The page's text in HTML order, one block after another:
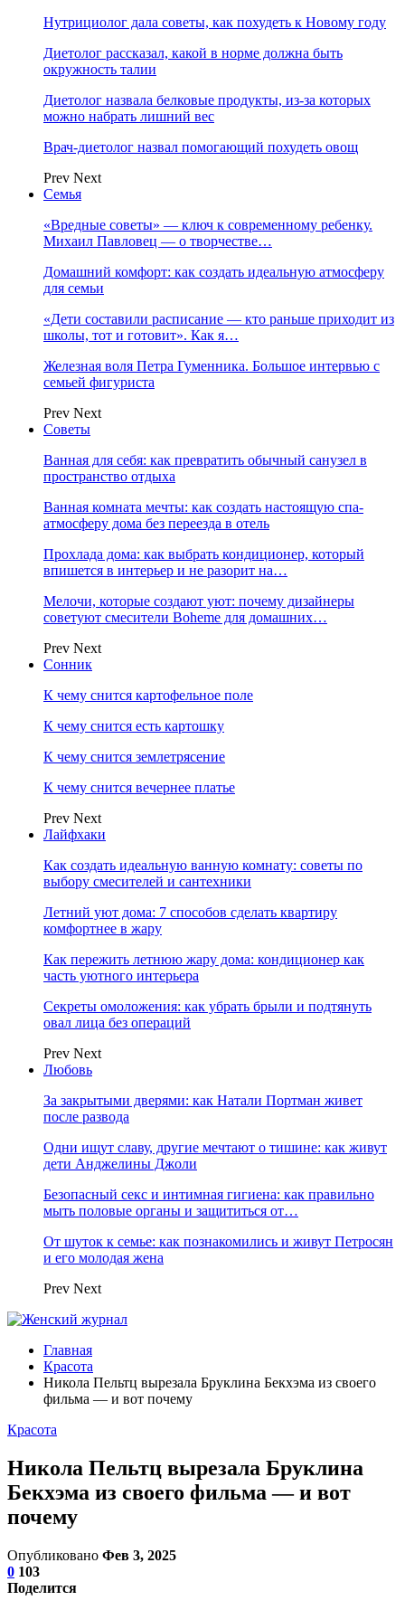
Нутрициолог дала советы, как похудеть к Новому году
Диетолог рассказал, какой в норме должна быть
окружность талии
Диетолог назвала белковые продукты, из-за которых
можно набрать лишний вес
Врач-диетолог назвал помогающий похудеть овощ
Prev Next
Семья
«Вредные советы» — ключ к современному ребенку.
Михаил Павловец — о творчестве…
Домашний комфорт: как создать идеальную атмосферу
для семьи
«Дети составили расписание — кто раньше приходит из
школы, тот и готовит». Как я…
Железная воля Петра Гуменника. Большое интервью с
семьей фигуриста
Prev Next
Советы
Ванная для себя: как превратить обычный санузел в
пространство отдыха
Ванная комната мечты: как создать настоящую спа-
атмосферу дома без переезда в отель
Прохлада дома: как выбрать кондиционер, который
впишется в интерьер и не разорит на…
Мелочи, которые создают уют: почему дизайнеры
советуют смесители Boheme для домашних…
Prev Next
Сонник
К чему снится картофельное поле
К чему снится есть картошку
К чему снится землетрясение
К чему снится вечернее платье
Prev Next
Лайфхаки
Как создать идеальную ванную комнату: советы по
выбору смесителей и сантехники
Летний уют дома: 7 способов сделать квартиру
комфортнее в жару
Как пережить летнюю жару дома: кондиционер как
часть уютного интерьера
Секреты омоложения: как убрать брыли и подтянуть
овал лица без операций
Prev Next
Любовь
За закрытыми дверями: как Натали Портман живет
после развода
Одни ищут славу, другие мечтают о тишине: как живут
дети Анджелины Джоли
Безопасный секс и интимная гигиена: как правильно
мыть половые органы и защититься от…
От шуток к семье: как познакомились и живут Петросян
и его молодая жена
Prev Next
Главная
Красота
Никола Пельтц вырезала Бруклина Бекхэма из своего
фильма — и вот почему
Красота
Никола Пельтц вырезала Бруклина
Бекхэма из своего фильма — и вот
почему
Опубликовано Фев 3, 2025
0 103
Поделится